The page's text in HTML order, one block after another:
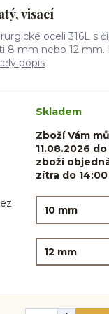
visací
oceli 316L s
8 mm nebo 12
popis
Skladem
Zboží Vám
11.08.2026
zboží
zítra do 14:00